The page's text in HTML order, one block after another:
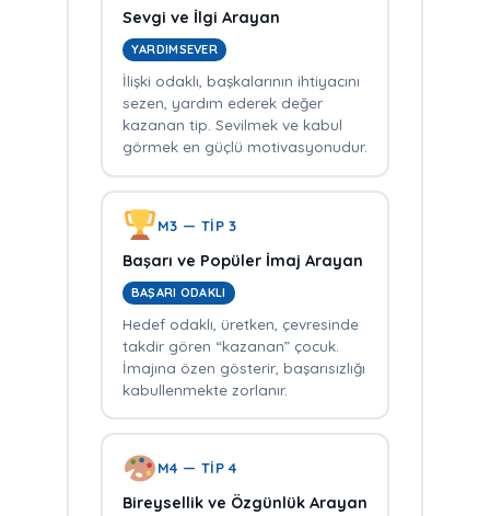
Sevgi ve İlgi Arayan
YARDIMSEVER
İlişki odaklı, başkalarının ihtiyacını
sezen, yardım ederek değer
kazanan tip. Sevilmek ve kabul
görmek en güçlü motivasyonudur.
M3 — TİP 3
Başarı ve Popüler İmaj Arayan
BAŞARI ODAKLI
Hedef odaklı, üretken, çevresinde
takdir gören “kazanan” çocuk.
İmajına özen gösterir, başarısızlığı
kabullenmekte zorlanır.
M4 — TİP 4
Bireysellik ve Özgünlük Arayan